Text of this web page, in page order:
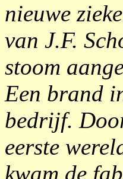
nieuwe
van J.F.
stoom
Een brand
bedrijf.
eerste
kwam de